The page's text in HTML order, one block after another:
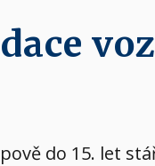
do 15. let